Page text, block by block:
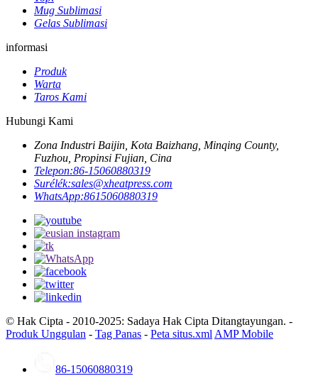
Mug Sublimasi
Gelas Sublimasi
informasi
Produk
Warta
Taros Kami
Hubungi Kami
Zona Industri Baijin, Kota Baizhang, Minqing County,
Fuzhou, Propinsi Fujian, Cina
Telepon:86-15060880319
Surélék:sales@xheatpress.com
WhatsApp:8615060880319
© Hak Cipta - 2010-2025: Sadaya Hak Cipta Ditangtayungan. -
Produk Unggulan - Tag Panas - Peta situs.xml AMP Mobile
86-15060880319